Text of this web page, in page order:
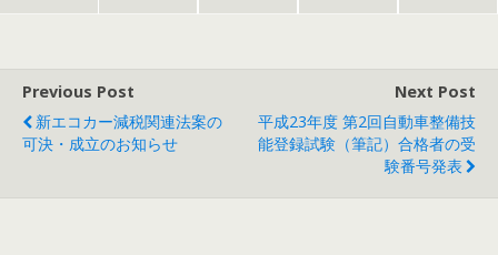
Previous Post
新エコカー減税関連法案の
可決・成立のお知らせ
Next Post
平成23年度 第2回自動車整備技
能登録試験（筆記）合格者の受
験番号発表